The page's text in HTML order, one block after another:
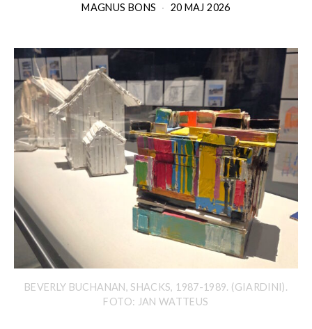
MAGNUS BONS 20 MAJ 2026
BEVERLY BUCHANAN, SHACKS, 1987-1989. (GIARDINI).
FOTO: JAN WATTEUS